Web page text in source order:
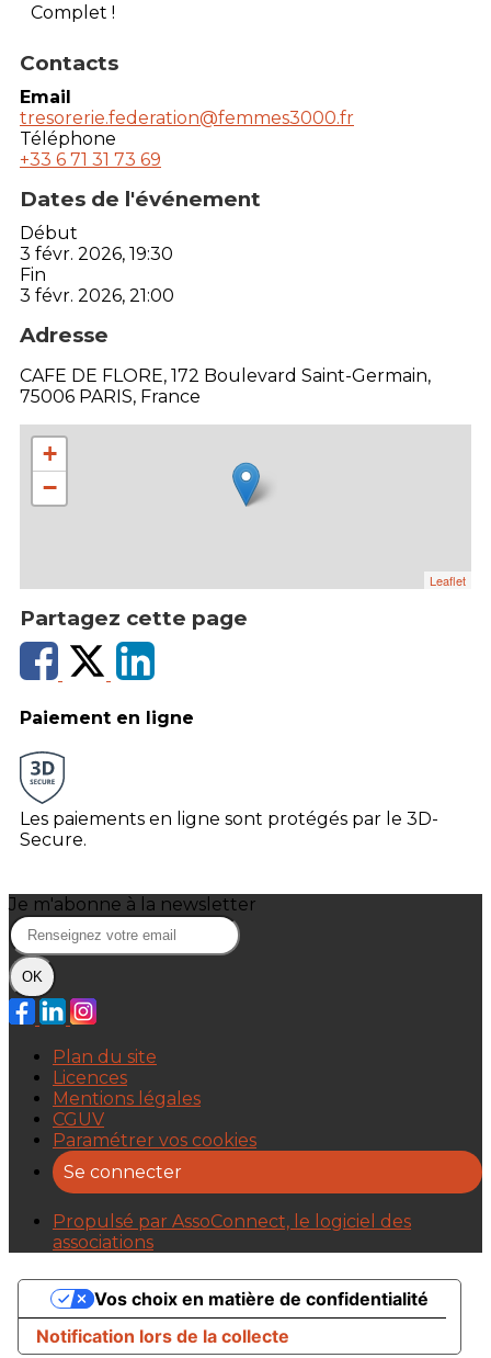
Complet !
Contacts
Email
tresorerie.federation@femmes3000.fr
Téléphone
+33 6 71 31 73 69
Dates de l'événement
Début
3 févr. 2026, 19:30
Fin
3 févr. 2026, 21:00
Adresse
CAFE DE FLORE, 172 Boulevard Saint-Germain,
75006 PARIS, France
+
−
Leaflet
Partagez cette page
Paiement en ligne
Les paiements en ligne sont protégés par le 3D-
Secure.
Je m'abonne à la newsletter
OK
Plan du site
Licences
Mentions légales
CGUV
Paramétrer vos cookies
Se connecter
Propulsé par AssoConnect, le logiciel des
associations
Notification lors de la collecte
Vos choix en matière de confidentialité